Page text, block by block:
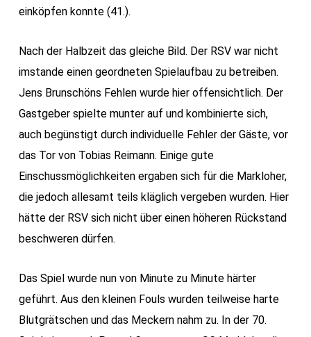
einköpfen konnte (41.).
Nach der Halbzeit das gleiche Bild. Der RSV war nicht
imstande einen geordneten Spielaufbau zu betreiben.
Jens Brunschöns Fehlen wurde hier offensichtlich. Der
Gastgeber spielte munter auf und kombinierte sich,
auch begünstigt durch individuelle Fehler der Gäste, vor
das Tor von Tobias Reimann. Einige gute
Einschussmöglichkeiten ergaben sich für die Markloher,
die jedoch allesamt teils kläglich vergeben wurden. Hier
hätte der RSV sich nicht über einen höheren Rückstand
beschweren dürfen.
Das Spiel wurde nun von Minute zu Minute härter
geführt. Aus den kleinen Fouls wurden teilweise harte
Blutgrätschen und das Meckern nahm zu. In der 70.